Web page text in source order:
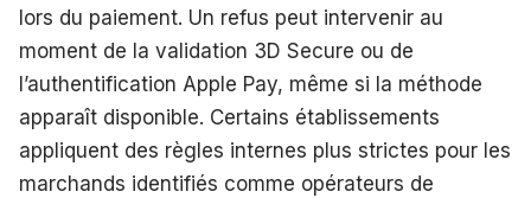
lors du paiement. Un refus peut intervenir au
moment de la validation 3D Secure ou de
l’authentification Apple Pay, même si la méthode
apparaît disponible. Certains établissements
appliquent des règles internes plus strictes pour les
marchands identifiés comme opérateurs de